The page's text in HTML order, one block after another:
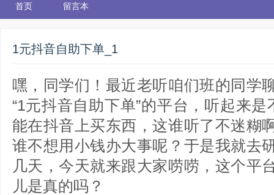
首页 留言本
1元抖音自助下单_1
嘿，同学们！最近老听咱们班的同学
“1元抖音自助下单”的平台，听起来
能在抖音上买东西，这谁听了不迷糊
谁不想用小钱办大事呢？于是我就去
几天，今天就来跟大家唠唠，这个平
儿是真的吗？